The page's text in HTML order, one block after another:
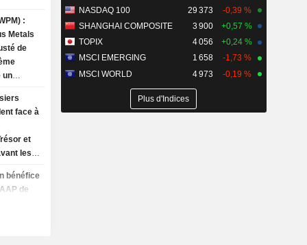
:
Metals
de
un
face à
et
les
bénéfice
de
NASDAQ 100
29 373
-0,39 %
SHANGHAI COMPOSITE
3 900
+0,57 %
TOPIX
4 056
+0,24 %
MSCI EMERGING
1 658
-1,73 %
MSCI WORLD
4 973 -0,19 %
Plus d'Indices